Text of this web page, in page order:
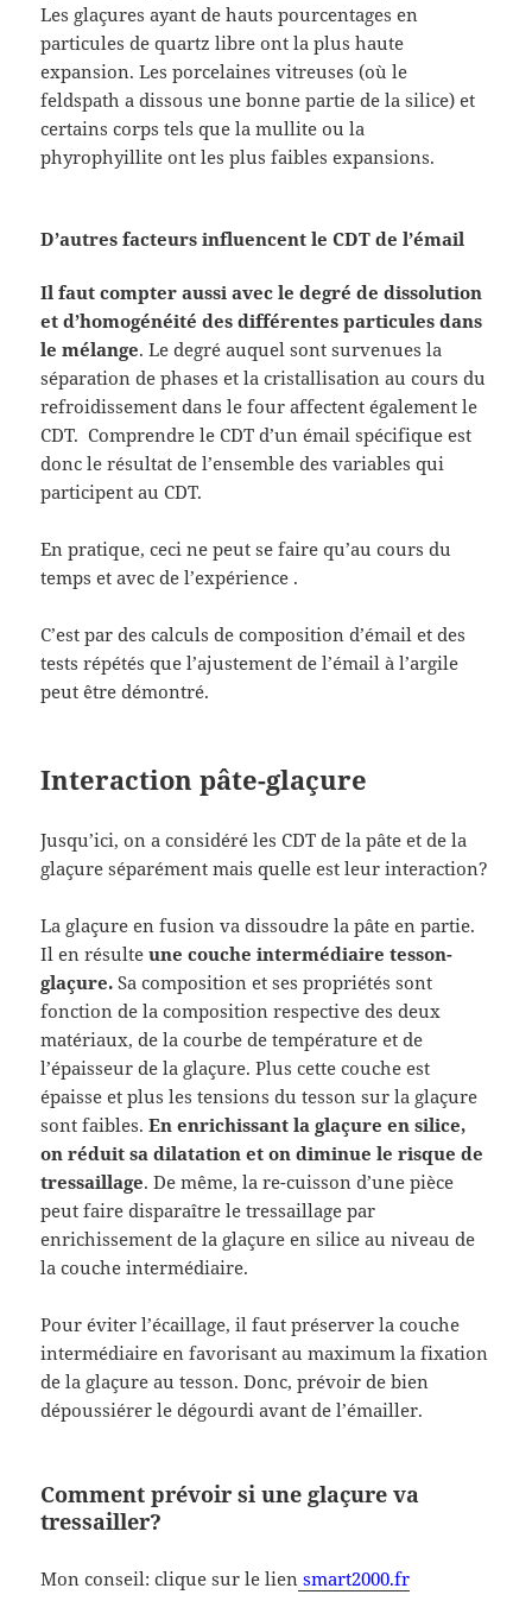
Les glaçures ayant de hauts pourcentages en
particules de quartz libre ont la plus haute
expansion. Les porcelaines vitreuses (où le
feldspath a dissous une bonne partie de la silice) et
certains corps tels que la mullite ou la
phyrophyillite ont les plus faibles expansions.
D’autres facteurs influencent le CDT de l’émail
Il faut compter aussi avec le degré de dissolution
et d’homogénéité des différentes particules dans
le mélange. Le degré auquel sont survenues la
séparation de phases et la cristallisation au cours du
refroidissement dans le four affectent également le
CDT. Comprendre le CDT d’un émail spécifique est
donc le résultat de l’ensemble des variables qui
participent au CDT.
En pratique, ceci ne peut se faire qu’au cours du
temps et avec de l’expérience .
C’est par des calculs de composition d’émail et des
tests répétés que l’ajustement de l’émail à l’argile
peut être démontré.
Interaction pâte-glaçure
Jusqu’ici, on a considéré les CDT de la pâte et de la
glaçure séparément mais quelle est leur interaction?
La glaçure en fusion va dissoudre la pâte en partie.
Il en résulteune couche intermédiaire tesson-
glaçure.Sa composition et ses propriétés sont
fonction de la composition respective des deux
matériaux, de la courbe de température et de
l’épaisseur de la glaçure. Plus cette couche est
épaisse et plus les tensions du tesson sur la glaçure
sont faibles.En enrichissant la glaçure en silice,
on réduit sa dilatation et on diminue le risque de
tressaillage. De même, la re-cuisson d’une pièce
peut faire disparaître le tressaillage par
enrichissement de la glaçure en silice au niveau de
la couche intermédiaire.
Pour éviter l’écaillage, il faut préserver la couche
intermédiaire en favorisant au maximum la fixation
de la glaçure au tesson. Donc, prévoir de bien
dépoussiérer le dégourdi avant de l’émailler.
Comment prévoir si une glaçure va
tressailler?
Mon conseil: clique sur le lien smart2000.fr